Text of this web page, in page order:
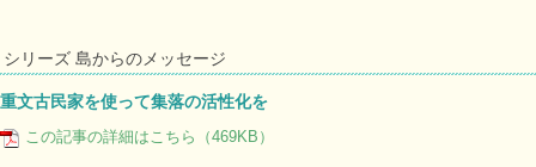
シリーズ 島からのメッセージ
重文古民家を使って集落の活性化を
この記事の詳細はこちら（469KB）